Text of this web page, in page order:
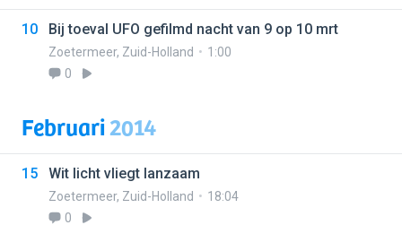
10 Bij toeval UFO gefilmd nacht van 9 op 10 mrt
Zoetermeer, Zuid-Holland
1:00
0
Februari2014
15 Wit licht vliegt lanzaam
Zoetermeer, Zuid-Holland
18:04
0